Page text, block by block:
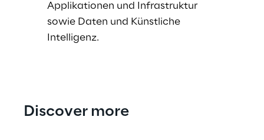
Applikationen und Infrastruktur
sowie Daten und Künstliche
Intelligenz.
Discover more